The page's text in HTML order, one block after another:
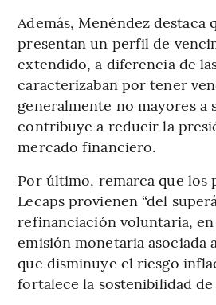
Además, Menéndez destaca
presentan un perfil de
extendido, a diferencia de
caracterizaban por tener
generalmente no mayores a
contribuye a reducir la
mercado financiero.
Por último, remarca que los
Lecaps provienen “del
refinanciación voluntaria,
emisión monetaria asociada
que disminuye el riesgo
fortalece la sostenibilidad de